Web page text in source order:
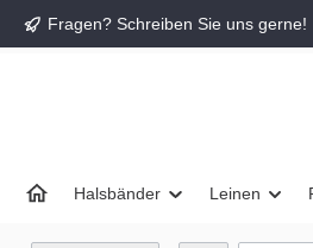
Zur Hauptnavigation
Fragen? Schreiben Sie uns gerne!
Halsbänder Leinen